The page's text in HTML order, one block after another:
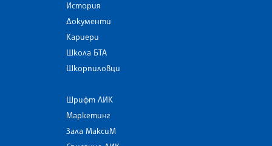
История
Документи
Кариери
Школа БТА
Шкорпиловци
Шрифт ЛИК
Маркетинг
Зала МаксиМ